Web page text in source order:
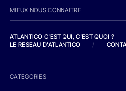
MIEUX NOUS CONNAITRE
ATLANTICO C'EST QUI, C'EST QUOI ?
LE RESEAU D'ATLANTICO
/
CATEGORIES